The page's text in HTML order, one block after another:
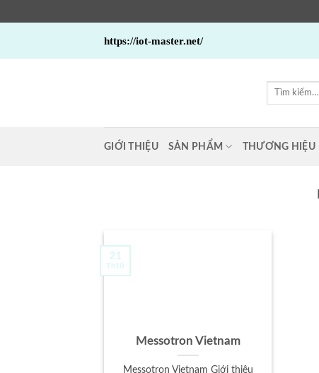
https://iot-master.net/
Tìm
GIỚI THIỆU SẢN PHẨM THƯƠNG HIỆU
Messotron Vietnam
Messotron Vietnam Giới thiệu
21
Th10